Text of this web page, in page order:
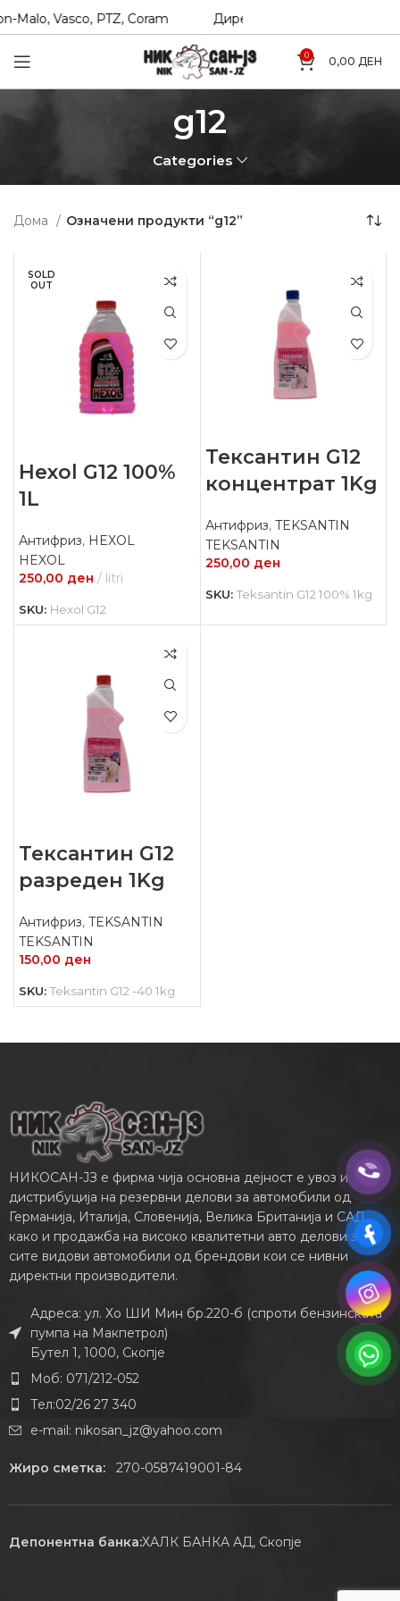
Vasco, PTZ, Coram Директни увозници на
0 0,00 ДЕН
g12
Categories
Дома Означени продукти “g12”
SOLD
OUT
Hexol G12 100%
1L
Антифриз, HEXOL
HEXOL
250,00 ден litri
SKU: Hexol G12
Тексантин G12
концентрат 1Kg
Антифриз, TEKSANTIN
TEKSANTIN
250,00 ден
SKU: Teksantin G12 100% 1kg
Тексантин G12
разреден 1Kg
Антифриз, TEKSANTIN
TEKSANTIN
150,00 ден
SKU: Teksantin G12 -40 1kg
НИКОСАН-ЈЗ е фирма чија основна дејност е увоз и
дистрибуција на резервни делови за автомобили од
Германија, Италија, Словенија, Велика Британија и САД,
како и продажба на високо квалитетни авто делови за
сите видови автомобили од брендови кои се нивни
директни производители.
Адреса: ул. Хо ШИ Мин бр.220-б (спроти бензинската
пумпа на Макпетрол)
Бутел 1, 1000, Скопје
Моб: 071/212-052
Тел:02/26 27 340
e-mail: nikosan_jz@yahoo.com
Жиро сметка:270-0587419001-84
Депонентна банка:ХАЛК БАНКА АД, Скопје